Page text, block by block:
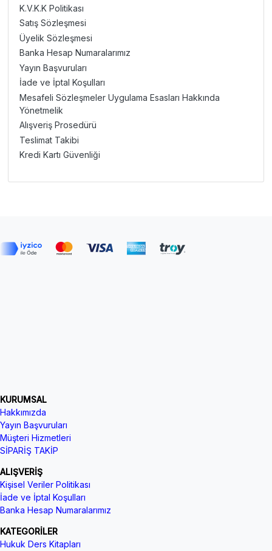
K.V.K.K Politikası
Satış Sözleşmesi
Üyelik Sözleşmesi
Banka Hesap Numaralarımız
Yayın Başvuruları
İade ve İptal Koşulları
Mesafeli Sözleşmeler Uygulama Esasları Hakkında
Yönetmelik
Alışveriş Prosedürü
Teslimat Takibi
Kredi Kartı Güvenliği
KURUMSAL
Hakkımızda
Yayın Başvuruları
Müşteri Hizmetleri
SİPARİŞ TAKİP
ALIŞVERİŞ
Kişisel Veriler Politikası
İade ve İptal Koşulları
Banka Hesap Numaralarımız
KATEGORİLER
Hukuk Ders Kitapları